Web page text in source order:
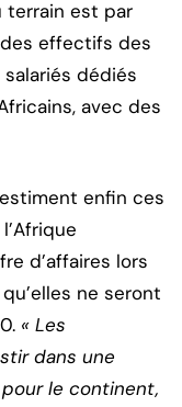
terrain est par
effectifs des
dédiés
avec des
enfin ces
d’affaires lors
ne seront
« Les
dans une
le continent,